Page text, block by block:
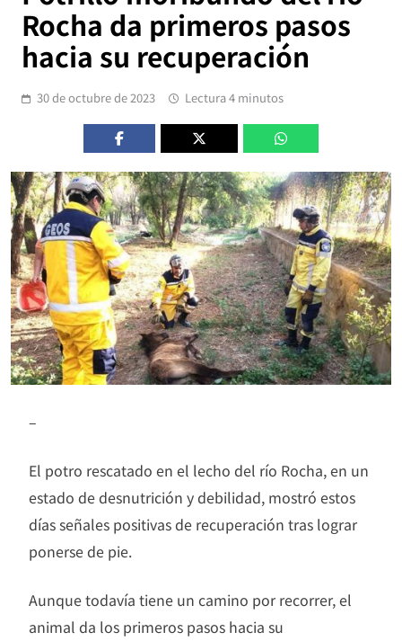
Rocha da primeros pasos
hacia su recuperación
30 de octubre de 2023 Lectura 4 minutos
–
El potro rescatado en el lecho del río Rocha, en un
estado de desnutrición y debilidad, mostró estos
días señales positivas de recuperación tras lograr
ponerse de pie.
Aunque todavía tiene un camino por recorrer, el
animal da los primeros pasos hacia su